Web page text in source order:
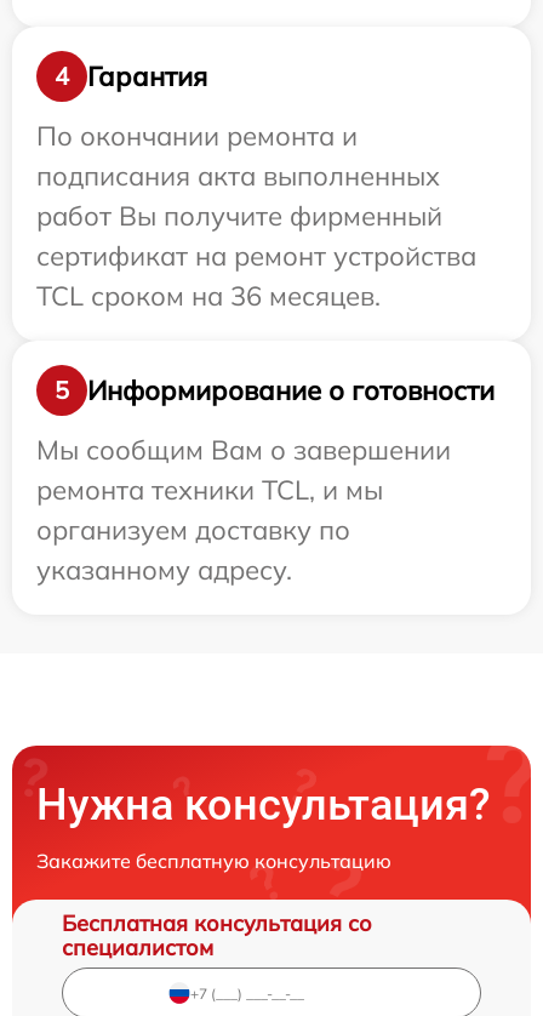
4
Гарантия
По окончании ремонта и
подписания акта выполненных
работ Вы получите фирменный
сертификат на ремонт устройства
TCL сроком на 36 месяцев.
5
Информирование о готовности
Мы сообщим Вам о завершении
ремонта техники TCL, и мы
организуем доставку по
указанному адресу.
Нужна консультация?
Закажите бесплатную консультацию
Бесплатная консультация со
специалистом